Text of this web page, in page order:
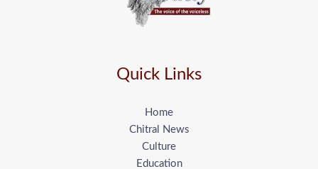
Quick Links
Home
Chitral News
Culture
Education